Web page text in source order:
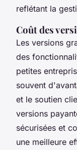
reflétant la
Coût des
Les versions
des
petites
souvent
et le soutien
versions
sécurisées et
une meilleure